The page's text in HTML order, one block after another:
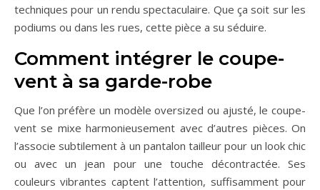
techniques pour un rendu spectaculaire. Que ça soit sur les
podiums ou dans les rues, cette pièce a su séduire.
Comment intégrer le coupe-
vent à sa garde-robe
Que l’on préfère un modèle oversized ou ajusté, le coupe-
vent se mixe harmonieusement avec d’autres pièces. On
l’associe subtilement à un pantalon tailleur pour un look chic
ou avec un jean pour une touche décontractée. Ses
couleurs vibrantes captent l’attention, suffisamment pour